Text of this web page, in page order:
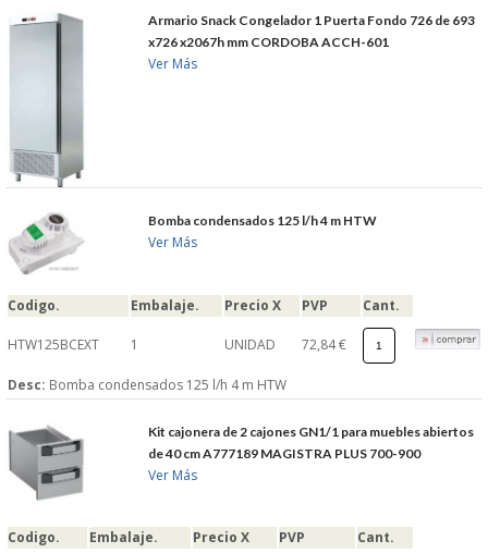
© 2026 SUMINISTROSCEM
Armario Snack Congelador 1 Puerta Fondo 726 de 693
x726 x2067h mm CORDOBA ACCH-601
Ver Más
Bomba condensados 125 l/h 4 m HTW
Ver Más
Codigo. Embalaje. Precio X PVP Cant.
HTW125BCEXT 1 UNIDAD 72,84 €
Desc: Bomba condensados 125 l/h 4 m HTW
Kit cajonera de 2 cajones GN1/1 para muebles abiertos
de 40 cm A777189 MAGISTRA PLUS 700-900
Ver Más
Codigo. Embalaje. Precio X PVP Cant.